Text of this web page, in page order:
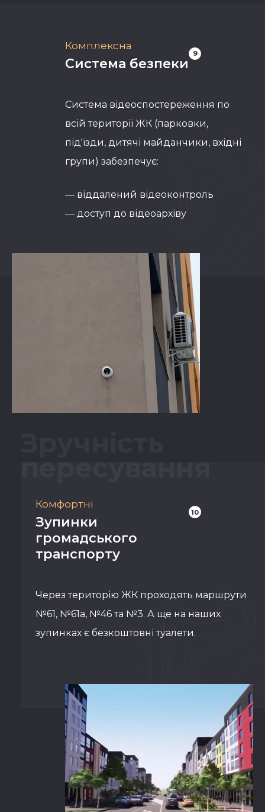
Комплексна
Система безпеки
9
Система відеоспостереження по
всій території ЖК (парковки,
під'їзди, дитячі майданчики, вхідні
групи) забезпечує:
— віддалений відеоконтроль
— доступ до відеоархіву
Комфортні
Зупинки
громадського
транспорту
10
Через територію ЖК проходять маршрути
№61, №61а, №46 та №3. А ще на наших
зупинках є безкоштовні туалети.